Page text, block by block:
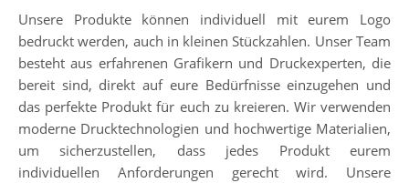
Unsere Produkte können individuell mit eurem Logo
bedruckt werden, auch in kleinen Stückzahlen. Unser Team
besteht aus erfahrenen Grafikern und Druckexperten, die
bereit sind, direkt auf eure Bedürfnisse einzugehen und
das perfekte Produkt für euch zu kreieren. Wir verwenden
moderne Drucktechnologien und hochwertige Materialien,
um sicherzustellen, dass jedes Produkt eurem
individuellen Anforderungen gerecht wird. Unsere